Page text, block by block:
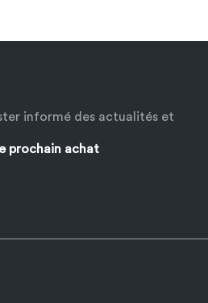
informé des actualités et
prochain achat